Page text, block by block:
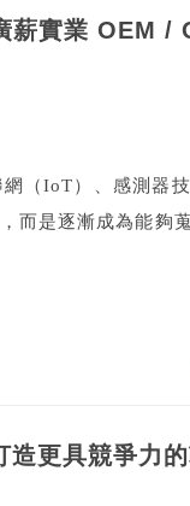
薪實業 OEM /
（IoT）、感測器
而是逐漸成為能夠
造更具競爭力